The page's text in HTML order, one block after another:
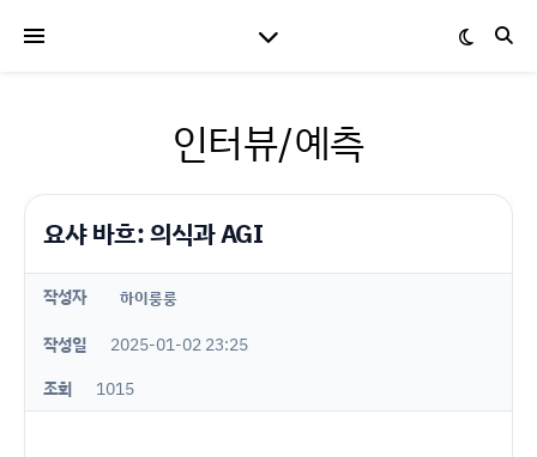
인터뷰/예측
요샤 바흐: 의식과 AGI
작성자 하이룽룽
작성일
2025-01-02 23:25
조회
1015